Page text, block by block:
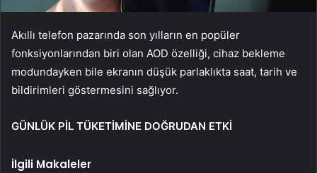
Akıllı telefon pazarında son yılların en popüler
fonksiyonlarından biri olan AOD özelliği, cihaz bekleme
modundayken bile ekranın düşük parlaklıkta saat, tarih ve
bildirimleri göstermesini sağlıyor.
GÜNLÜK PİL TÜKETİMİNE DOĞRUDAN ETKİ
İlgili Makaleler